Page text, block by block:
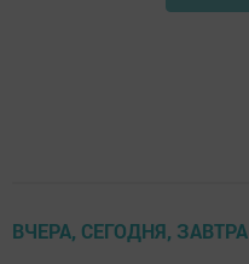
ВЧЕРА, СЕГОДНЯ, ЗАВТРА